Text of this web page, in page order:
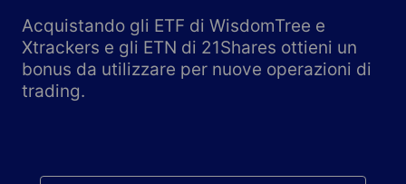
Acquistando gli ETF di WisdomTree e
Xtrackers e gli ETN di 21Shares ottieni un
bonus da utilizzare per nuove operazioni di
trading.